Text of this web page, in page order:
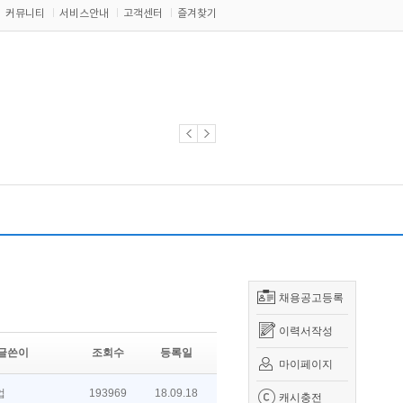
커뮤니티 서비스안내 고객센터 즐겨찾기
채용공고등록
이력서작성
마이페이지
캐시충전
쓴이 조회수 등록일
193969 18.09.18